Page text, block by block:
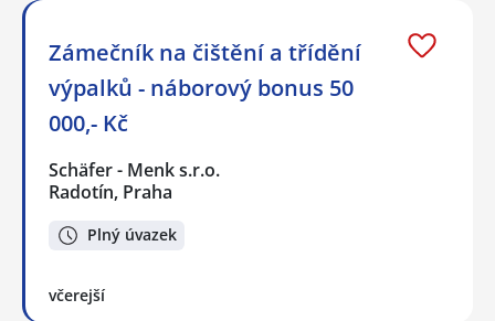
Zámečník na čištění a třídění
výpalků - náborový bonus 50
000,- Kč
Schäfer - Menk s.r.o.
Radotín, Praha
Plný úvazek
včerejší